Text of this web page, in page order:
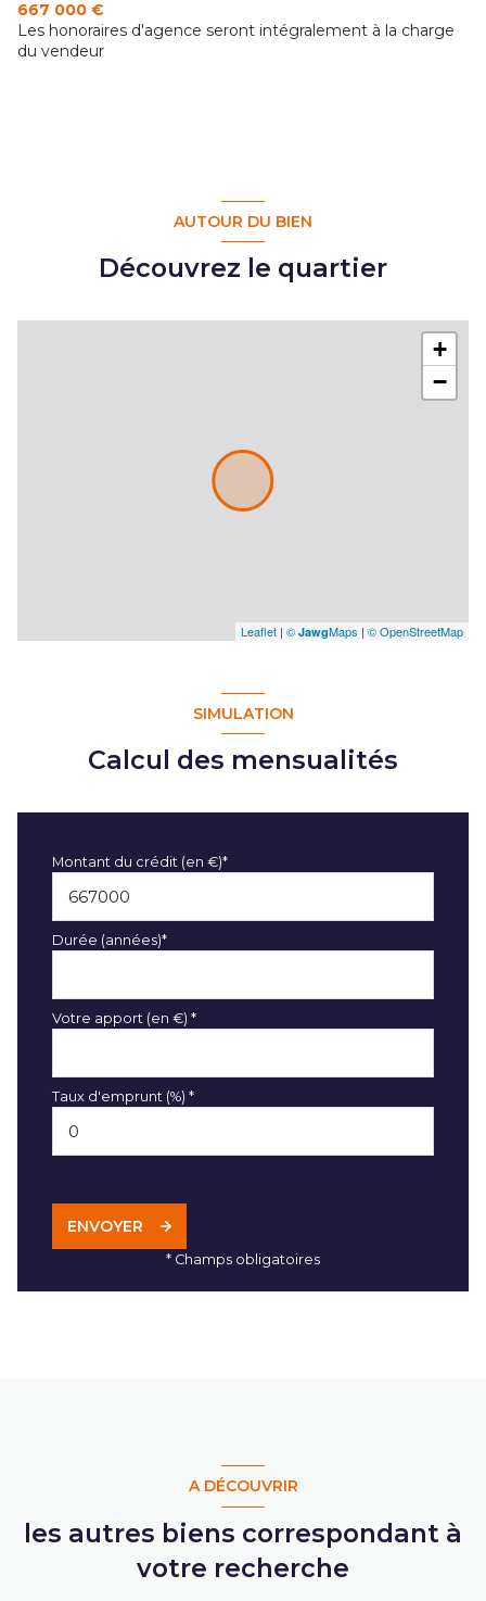
667 000 €
Les honoraires d'agence seront intégralement à la charge
du vendeur
AUTOUR DU BIEN
Découvrez le quartier
+
−
Leaflet | © JawgMaps | © OpenStreetMap
SIMULATION
Calcul des mensualités
Montant du crédit (en €)*
Durée (années)*
Votre apport (en €) *
Taux d'emprunt (%) *
ENVOYER
* Champs obligatoires
A DÉCOUVRIR
les autres biens correspondant à
votre recherche